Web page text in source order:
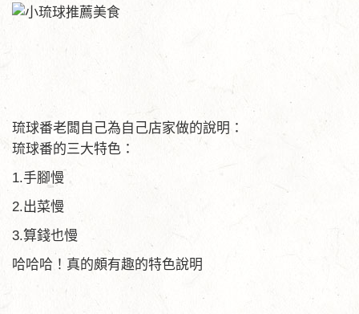
琉球番老闆自己為自己店家做的說明：
琉球番的三大特色：
1.手腳慢
2.出菜慢
3.算錢也慢
哈哈哈！真的頗有趣的特色說明